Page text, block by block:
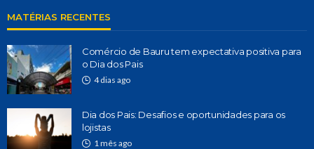
MATÉRIAS RECENTES
Comércio de Bauru tem expectativa positiva para
o Dia dos Pais
4 dias ago
Dia dos Pais: Desafios e oportunidades para os
lojistas
1 mês ago